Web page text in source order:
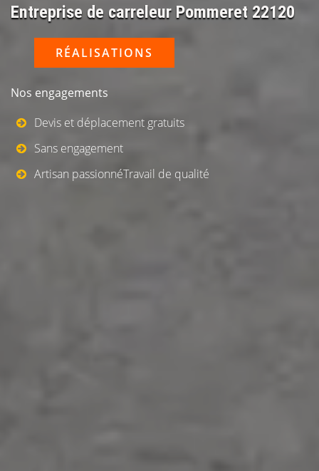
Entreprise de carreleur Pommeret 22120
RÉALISATIONS
Nos engagements
Devis et déplacement gratuits
Sans engagement
Artisan passionnéTravail de qualité